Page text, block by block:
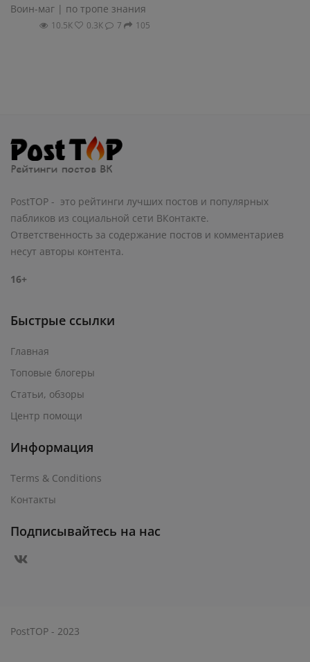
Воин-маг | по тропе знания
10.5К 0.3К 7 105
PostTOP - это рейтинги лучших постов и популярных
пабликов из социальной сети ВКонтакте.
Ответственность за содержание постов и комментариев
несут авторы контента.
16+
Быстрые ссылки
Главная
Топовые блогеры
Статьи, обзоры
Центр помощи
Информация
Terms & Conditions
Контакты
Подписывайтесь на нас
PostTOP - 2023